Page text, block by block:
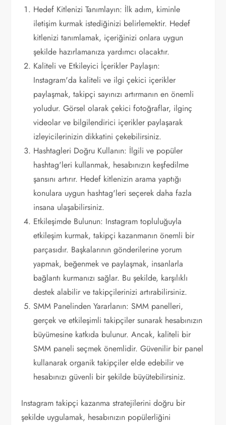
Hedef Kitlenizi Tanımlayın: İlk adım, kiminle
iletişim kurmak istediğinizi belirlemektir. Hedef
kitlenizi tanımlamak, içeriğinizi onlara uygun
şekilde hazırlamanıza yardımcı olacaktır.
Kaliteli ve Etkileyici İçerikler Paylaşın:
Instagram'da kaliteli ve ilgi çekici içerikler
paylaşmak, takipçi sayınızı artırmanın en önemli
yoludur. Görsel olarak çekici fotoğraflar, ilginç
videolar ve bilgilendirici içerikler paylaşarak
izleyicilerinizin dikkatini çekebilirsiniz.
Hashtagleri Doğru Kullanın: İlgili ve popüler
hashtag'leri kullanmak, hesabınızın keşfedilme
şansını artırır. Hedef kitlenizin arama yaptığı
konulara uygun hashtag'leri seçerek daha fazla
insana ulaşabilirsiniz.
Etkileşimde Bulunun: Instagram topluluğuyla
etkileşim kurmak, takipçi kazanmanın önemli bir
parçasıdır. Başkalarının gönderilerine yorum
yapmak, beğenmek ve paylaşmak, insanlarla
bağlantı kurmanızı sağlar. Bu şekilde, karşılıklı
destek alabilir ve takipçilerinizi artırabilirsiniz.
SMM Panelinden Yararlanın: SMM panelleri,
gerçek ve etkileşimli takipçiler sunarak hesabınızın
büyümesine katkıda bulunur. Ancak, kaliteli bir
SMM paneli seçmek önemlidir. Güvenilir bir panel
kullanarak organik takipçiler elde edebilir ve
hesabınızı güvenli bir şekilde büyütebilirsiniz.
Instagram takipçi kazanma stratejilerini doğru bir
şekilde uygulamak, hesabınızın popülerliğini